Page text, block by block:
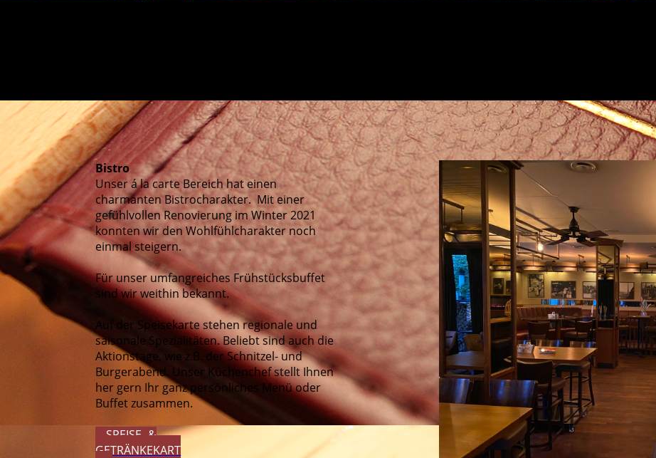
Bistro
Unser á la carte Bereich hat einen
charmanten Bistrocharakter. Mit einer
gefühlvollen Renovierung im Winter 2021
konnten wir den Wohlfühlcharakter noch
einmal steigern.
Für unser umfangreiches Frühstücksbuffet
sind wir weithin bekannt.
Auf der Speisekarte stehen regionale und
saisonale Spezialitäten. Beliebt sind auch die
Aktionstage, wie z.B. der Schnitzel- und
Burgerabend. Unser Küchenchef stellt Ihnen
her gern Ihr ganz persönliches Menü oder
Buffet zusammen.
SPEISE- &
GETRÄNKEKART